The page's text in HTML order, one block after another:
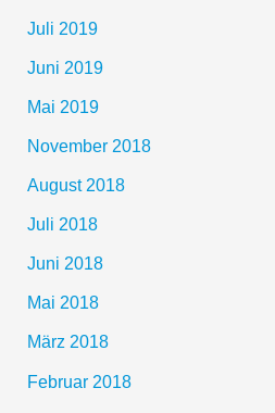
Juli 2019
Juni 2019
Mai 2019
November 2018
August 2018
Juli 2018
Juni 2018
Mai 2018
März 2018
Februar 2018